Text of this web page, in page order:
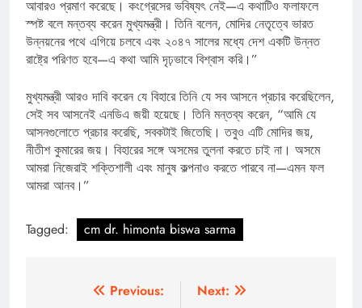
আবারও প্রমাণ করেছে। কংগ্রেসের ভবিষ্যৎ নেই—এ কথাটিও ফলাফলে
স্পষ্ট বলে মন্তব্য করেন মুখ্যমন্ত্রী। তিনি বলেন, মোদির নেতৃত্বে ভারত
উন্নয়নের পথে এগিয়ে চলবে এবং ২০৪৭ সালের মধ্যে দেশ একটি উন্নত
রাষ্ট্রে পরিণত হবে—এ কথা আমি দৃঢ়ভাবে বিশ্বাস করি।”
মুখ্যমন্ত্রী আরও দাবি করেন যে বিহারে তিনি যে সব আসনে প্রচার করেছিলেন,
সেই সব আসনেই এনডিএ জয়ী হয়েছে। তিনি মন্তব্য করেন, “আমি যে
আসনগুলোতে প্রচার করেছি, সবকটাই জিতেছি। তবুও এটি মোদির জয়,
নীতীশ কুমারের জয়। বিহারের সঙ্গে অসমের তুলনা করতে চাই না। অসমে
আমরা নিজেরাই শক্তিশালী এবং মানুষ কল্পনাও করতে পারবে না—এমন ফল
আমরা আনব।”
Tagged: cm dr. himonta biswa sarma
Previous:
Next: